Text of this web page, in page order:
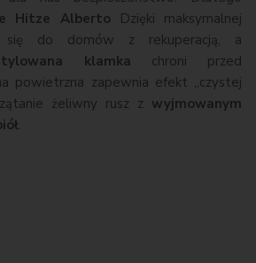
Hitze Alberto Dzięki maksymalnej
się do domów z rekuperacją, a
klamka chroni przed
powietrzna zapewnia efekt „czystej
żeliwny rusz z wyjmowanym
.